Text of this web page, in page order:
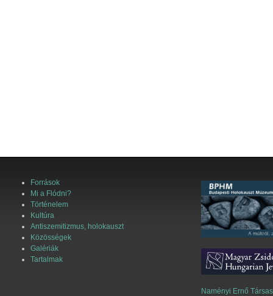
Források
Mi a Flódni?
Történelem
Kultúra
Antiszemitizmus, holokauszt
Közösségek
Galériák
Tartalmak
Naményi Ernő